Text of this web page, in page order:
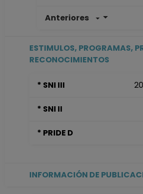
Anteriores
ESTIMULOS, PROGRAMAS,
RECONOCIMIENTOS
* SNI III
* SNI II
* PRIDE D
INFORMACIÓN DE